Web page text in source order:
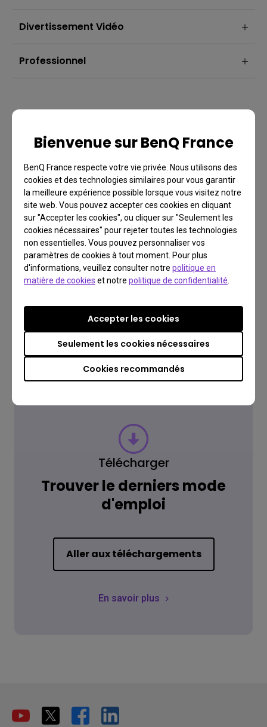
Bienvenue sur BenQ France
BenQ France respecte votre vie privée. Nous utilisons des
cookies et des technologies similaires pour vous garantir
la meilleure expérience possible lorsque vous visitez notre
site web. Vous pouvez accepter ces cookies en cliquant
sur "Accepter les cookies", ou cliquer sur "Seulement les
cookies nécessaires" pour rejeter toutes les technologies
non essentielles. Vous pouvez personnaliser vos
paramètres de cookies à tout moment. Pour plus
d'informations, veuillez consulter notre politique en
matière de cookies et notre politique de confidentialité
Cookies recommandés
Seulement les cookies nécessaires
Accepter les cookies
Divertissement Vidéo
Professionnel
FAQ
Vous avez une question?
Lire la réponse
En savoir plus
Télécharger
Trouver le derniers mode
d'emploi
Aller aux téléchargements
En savoir plus